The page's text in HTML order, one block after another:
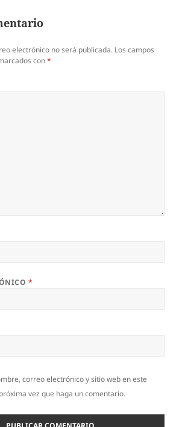
electrónico no será publicada. Los campos
con*
*
correo electrónico y sitio web en este
vez que haga un comentario.